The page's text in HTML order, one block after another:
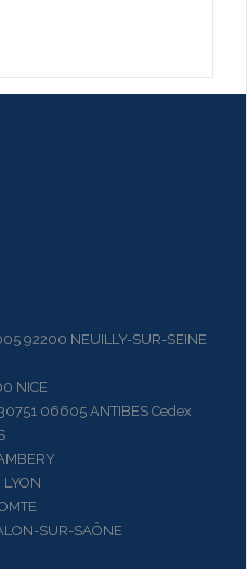
92200 NEUILLY-SUR-SEINE
NICE
06605 ANTIBES Cedex
SUR-SAÔNE